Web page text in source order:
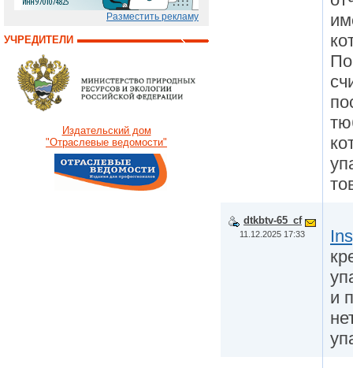
Разместить рекламу
УЧРЕДИТЕЛИ
Издательский дом
"Отраслевые ведомости"
dtkbtv-65_cf
11.12.2025 17:33
и